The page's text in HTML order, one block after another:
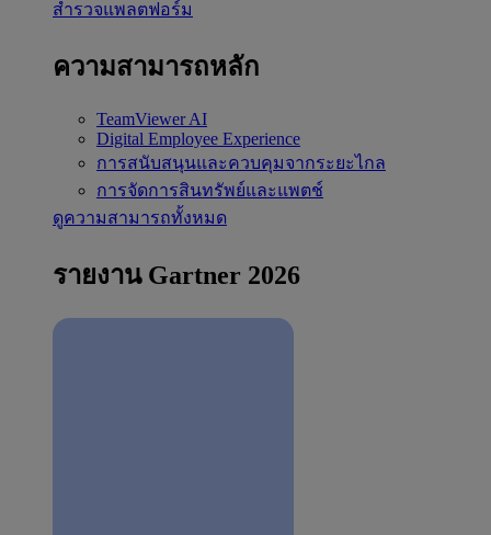
สำรวจแพลตฟอร์ม
ความสามารถหลัก
TeamViewer AI
Digital Employee Experience
การสนับสนุนและควบคุมจากระยะไกล
การจัดการสินทรัพย์และแพตช์
ดูความสามารถทั้งหมด
รายงาน Gartner 2026